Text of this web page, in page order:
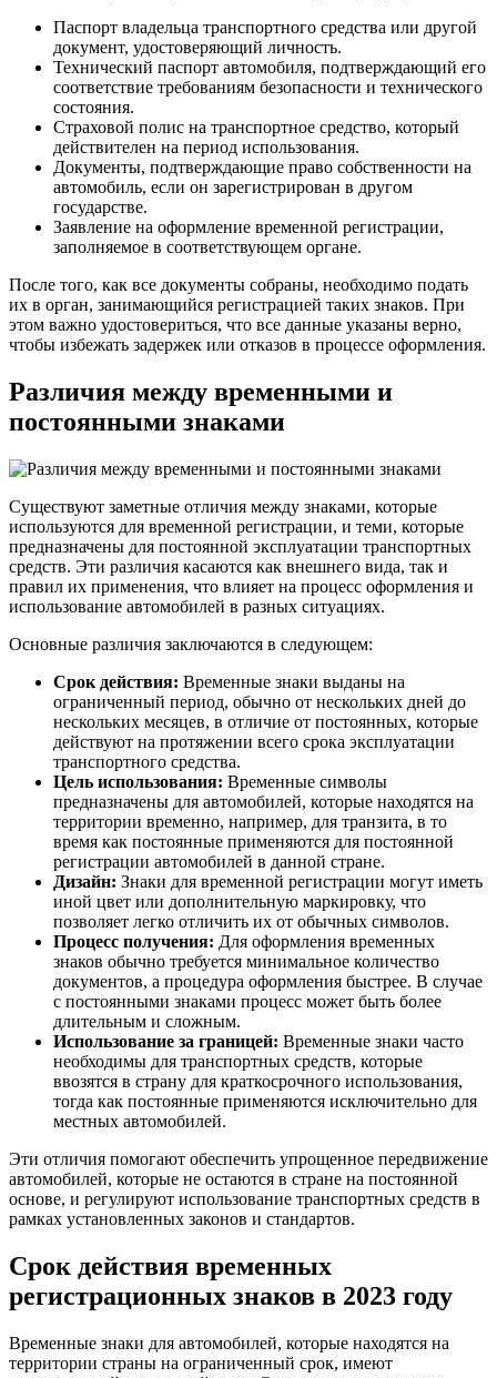
Паспорт владельца транспортного средства или другой
документ, удостоверяющий личность.
Технический паспорт автомобиля, подтверждающий его
соответствие требованиям безопасности и технического
состояния.
Страховой полис на транспортное средство, который
действителен на период использования.
Документы, подтверждающие право собственности на
автомобиль, если он зарегистрирован в другом
государстве.
Заявление на оформление временной регистрации,
заполняемое в соответствующем органе.
После того, как все документы собраны, необходимо подать
их в орган, занимающийся регистрацией таких знаков. При
этом важно удостовериться, что все данные указаны верно,
чтобы избежать задержек или отказов в процессе оформления.
Различия между временными и
постоянными знаками
Существуют заметные отличия между знаками, которые
используются для временной регистрации, и теми, которые
предназначены для постоянной эксплуатации транспортных
средств. Эти различия касаются как внешнего вида, так и
правил их применения, что влияет на процесс оформления и
использование автомобилей в разных ситуациях.
Основные различия заключаются в следующем:
Срок действия: Временные знаки выданы на
ограниченный период, обычно от нескольких дней до
нескольких месяцев, в отличие от постоянных, которые
действуют на протяжении всего срока эксплуатации
транспортного средства.
Цель использования: Временные символы
предназначены для автомобилей, которые находятся на
территории временно, например, для транзита, в то
время как постоянные применяются для постоянной
регистрации автомобилей в данной стране.
Дизайн: Знаки для временной регистрации могут иметь
иной цвет или дополнительную маркировку, что
позволяет легко отличить их от обычных символов.
Процесс получения: Для оформления временных
знаков обычно требуется минимальное количество
документов, а процедура оформления быстрее. В случае
с постоянными знаками процесс может быть более
длительным и сложным.
Использование за границей: Временные знаки часто
необходимы для транспортных средств, которые
ввозятся в страну для краткосрочного использования,
тогда как постоянные применяются исключительно для
местных автомобилей.
Эти отличия помогают обеспечить упрощенное передвижение
автомобилей, которые не остаются в стране на постоянной
основе, и регулируют использование транспортных средств в
рамках установленных законов и стандартов.
Срок действия временных
регистрационных знаков в 2023 году
Временные знаки для автомобилей, которые находятся на
территории страны на ограниченный срок, имеют